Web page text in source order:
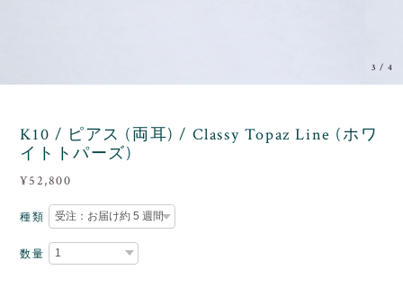
3 /4
K10 / ピアス (両耳) / Classy Topaz Line (ホワ
イトトパーズ)
¥52,800
種類
数量